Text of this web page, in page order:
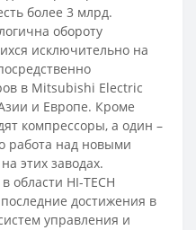
более 3 млрд.
обороту
исключительно на
в Mitsubishi Electric
и Европе. Кроме
компрессоры, а один –
работа над новыми
этих заводах.
области HI-TECH
достижения в
управления и